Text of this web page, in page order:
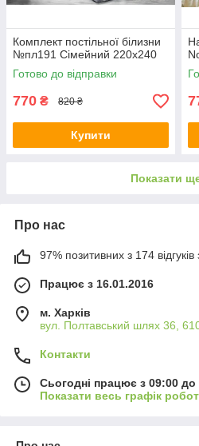
Комплект постільної білизни
№пл191 Сімейний 220х240
Готово до відправки
770 ₴ 820 ₴
Купити
Показати
Про нас
97% позитивних з 174 відгуків
Працює з 16.01.2016
м. Харків
вул. Полтавський шлях 36,
Контакти
Сьогодні працює з 09:00 до
Показати весь графік